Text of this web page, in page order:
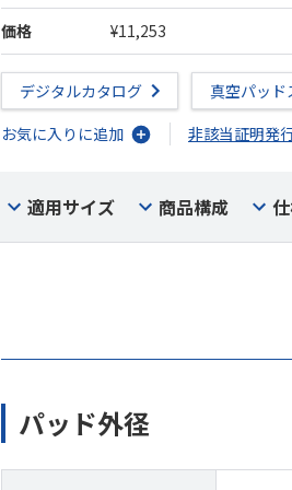
価格 ¥11,253
デジタルカタログ
真空パッド
お気に入りに追加
非該当証明発
適用サイズ 商品構成
パッド外径